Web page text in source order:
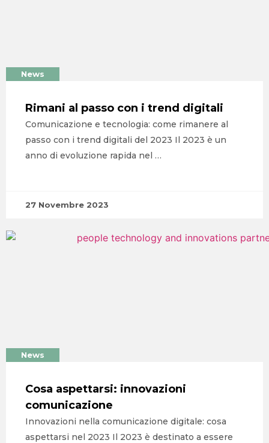
News
Rimani al passo con i trend digitali
Comunicazione e tecnologia: come rimanere al
passo con i trend digitali del 2023​ Il 2023 è un
anno di evoluzione rapida nel …
27 Novembre 2023
News
Cosa aspettarsi: innovazioni
comunicazione
Innovazioni nella comunicazione digitale: cosa
aspettarsi nel 2023​ Il 2023 è destinato a essere